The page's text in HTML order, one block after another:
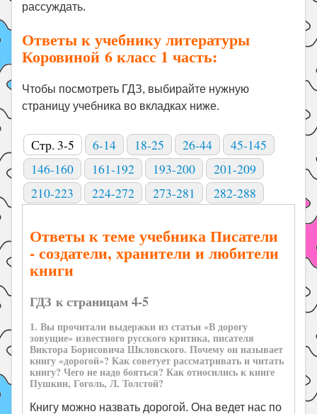
рассуждать.
Ответы к учебнику литературы
Коровиной 6 класс 1 часть:
Чтобы посмотреть ГДЗ, выбирайте нужную
страницу учебника во вкладках ниже.
Стр. 3-5 6-14 18-25 26-44
45-145
146-160
161-192 193-200
201-209
210-223
224-272 273-281 282-288
Ответы к теме учебника Писатели
- создатели, хранители и любители
книги
ГДЗ к страницам 4-5
1. Вы прочитали выдержки из статьи «В дорогу
зовущие» известного русского критика, писателя
Виктора Борисовича Шкловского. Почему он называет
книгу «дорогой»? Как советует рассматривать и читать
книгу? Чего не надо бояться? Как относились к книге
Пушкин, Гоголь, Л. Толстой?
Книгу можно назвать дорогой. Она ведет нас по